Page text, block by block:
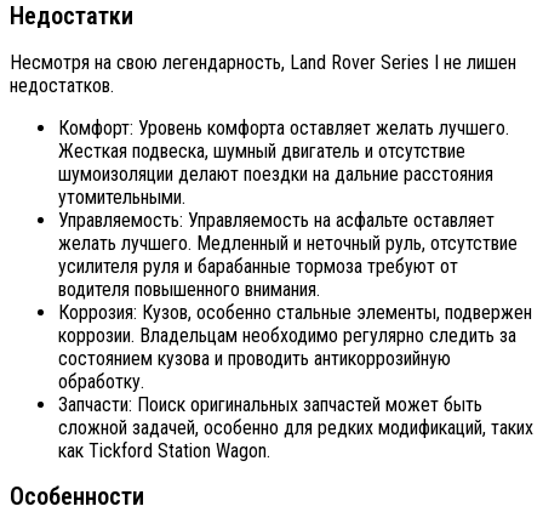
Недостатки
Несмотря на свою легендарность, Land Rover Series I не лишен
недостатков.
Комфорт: Уровень комфорта оставляет желать лучшего.
Жесткая подвеска, шумный двигатель и отсутствие
шумоизоляции делают поездки на дальние расстояния
утомительными.
Управляемость: Управляемость на асфальте оставляет
желать лучшего. Медленный и неточный руль, отсутствие
усилителя руля и барабанные тормоза требуют от
водителя повышенного внимания.
Коррозия: Кузов, особенно стальные элементы, подвержен
коррозии. Владельцам необходимо регулярно следить за
состоянием кузова и проводить антикоррозийную
обработку.
Запчасти: Поиск оригинальных запчастей может быть
сложной задачей, особенно для редких модификаций, таких
как Tickford Station Wagon.
Особенности